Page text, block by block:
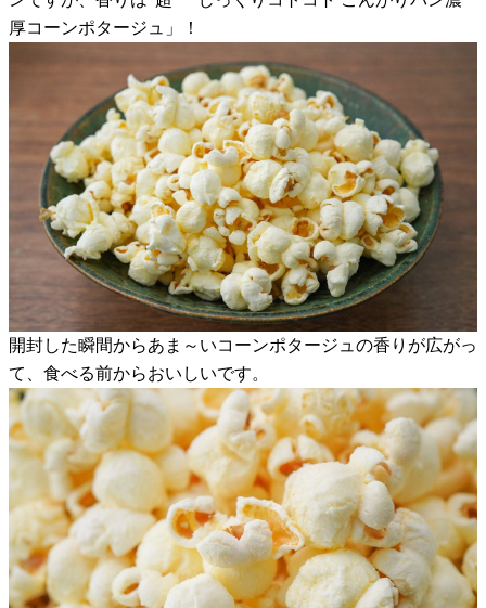
厚コーンポタージュ」！
開封した瞬間からあま～いコーンポタージュの香りが広がっ
て、食べる前からおいしいです。